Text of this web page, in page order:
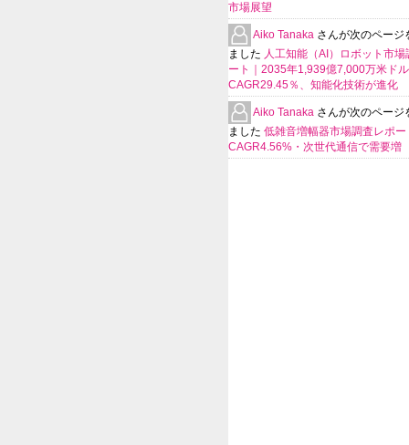
市場展望
Aiko Tanaka さんが次のページ
ました 人工知能（AI）ロボット市場
ート｜2035年1,939億7,000万米ド
CAGR29.45％、知能化技術が進化
Aiko Tanaka さんが次のページ
ました 低雑音増幅器市場調査レポー
CAGR4.56%・次世代通信で需要増